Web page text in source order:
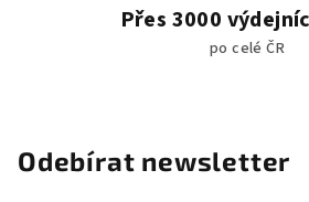
Přes 3000
po celé ČR
Odebírat newsletter